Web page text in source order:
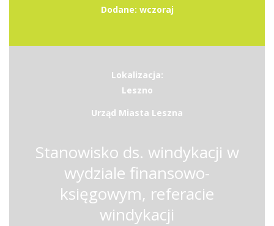
Dodane: wczoraj
Lokalizacja:
Leszno
Urząd Miasta Leszna
Stanowisko ds. windykacji w
wydziale finansowo-
księgowym, referacie
windykacji